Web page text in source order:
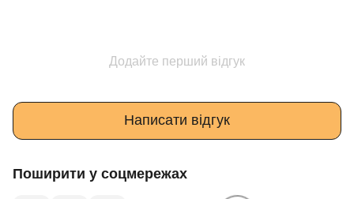
Додайте перший відгук
Написати відгук
Поширити у соцмережах